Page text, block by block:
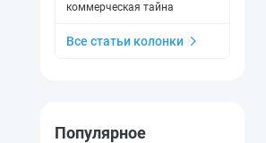
коммерческая тайна
Все статьи колонки
Популярное